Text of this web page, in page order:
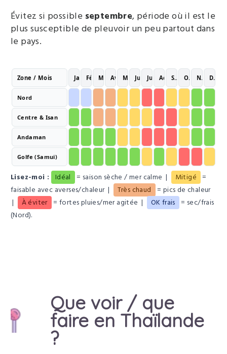
Évitez si possible septembre, période où il est le
plus susceptible de pleuvoir un peu partout dans
le pays.
Zone / Mois Janv.Févr.MarsAvr. Mai Juin Juil. AoûtSept. Oct. Nov. Déc.
Nord
OK fraisOK fraisTrès chaudTrès chaud
MitigéMitigéÀ éviterÀ éviterMitigé Mitigé Idéal
Idéal
Centre & Isan
Idéal Idéal Très chaudTrès chaud
MitigéMitigéMitigéÀ éviterÀ éviterMitigé Idéal
Idéal
Andaman
Idéal Idéal Idéal Idéal MitigéMitigéÀ éviterÀ éviterÀ éviterMitigé Idéal
Idéal
Golfe (Samui)
Idéal Idéal Idéal Idéal Idéal Idéal MitigéIdéal Mitigé À éviterÀ éviterMitigé
Lisez-moi : Idéal = saison sèche / mer calme | Mitigé =
faisable avec averses/chaleur |
Très chaud
= pics de chaleur
|
À éviter = fortes pluies/mer agitée | OK frais = sec/frais
(Nord).
Que voir / que
faire en Thaïlande
?